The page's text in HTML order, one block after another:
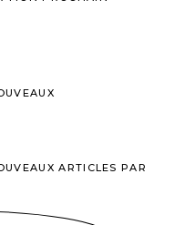
ARTICLES PAR